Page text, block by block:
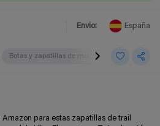
Envio: España
Botas y zapatillas de montaña Botas y
para estas zapatillas de trail